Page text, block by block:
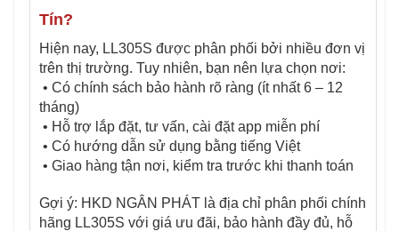
Tín?
Hiện nay, LL305S được phân phối bởi nhiều đơn vị
trên thị trường. Tuy nhiên, bạn nên lựa chọn nơi:
• Có chính sách bảo hành rõ ràng (ít nhất 6 – 12
tháng)
• Hỗ trợ lắp đặt, tư vấn, cài đặt app miễn phí
• Có hướng dẫn sử dụng bằng tiếng Việt
• Giao hàng tận nơi, kiểm tra trước khi thanh toán
Gợi ý: HKD NGÂN PHÁT là địa chỉ phân phối chính
hãng LL305S với giá ưu đãi, bảo hành đầy đủ, hỗ